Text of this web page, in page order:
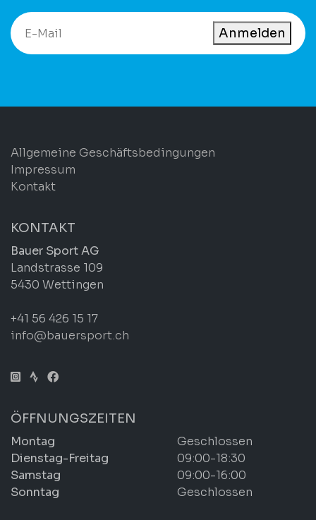
Anmelden
Allgemeine Geschäftsbedingungen
Impressum
Kontakt
KONTAKT
Bauer Sport AG
Landstrasse 109
5430 Wettingen
+41 56 426 15 17
info@bauersport.ch
ÖFFNUNGSZEITEN
Montag
Geschlossen
Dienstag-Freitag
09:00-18:30
Samstag
09:00-16:00
Sonntag
Geschlossen